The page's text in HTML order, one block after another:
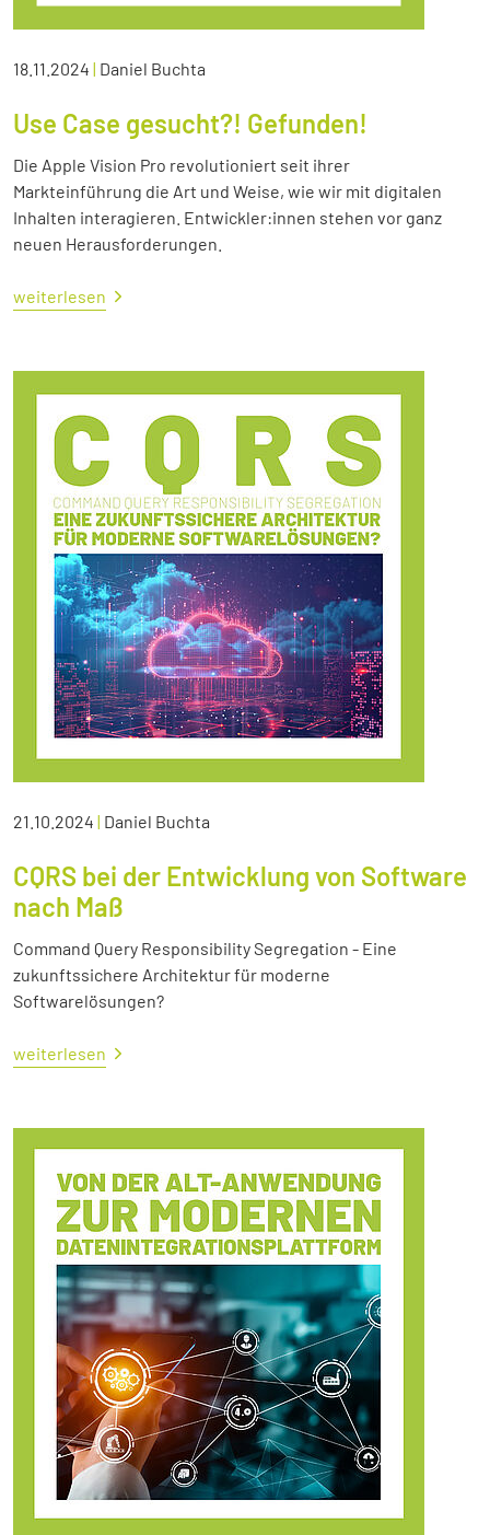
18.11.2024 | Daniel Buchta
Use Case gesucht?! Gefunden!
Die Apple Vision Pro revolutioniert seit ihrer
Markteinführung die Art und Weise, wie wir mit digitalen
Inhalten interagieren. Entwickler:innen stehen vor ganz
neuen Herausforderungen.
weiterlesen
21.10.2024 | Daniel Buchta
CQRS bei der Entwicklung von Software
nach Maß
Command Query Responsibility Segregation - Eine
zukunftssichere Architektur für moderne
Softwarelösungen?
weiterlesen